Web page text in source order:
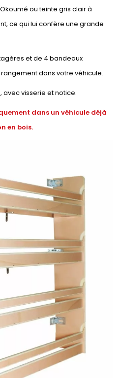
ou teinte gris clair à
ce qui lui confère une grande
et de 4 bandeaux
dans votre véhicule.
avec visserie et notice.
dans un véhicule déjà
en bois.